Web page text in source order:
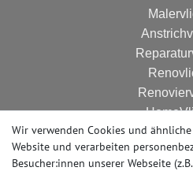
Glattes
Wir verwenden Cookies und
Website und verarbeiten
Besucher:innen unserer Webseite